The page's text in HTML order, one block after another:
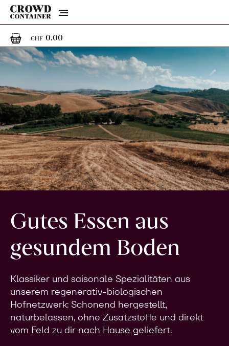
Menu
CHF 0.000 Artikel im Warenkorb
Gutes Essen aus
gesundem Boden
Klassiker und saisonale Spezialitäten aus
unserem regenerativ-biologischen
Hofnetzwerk: Schonend hergestellt,
naturbelassen, ohne Zusatzstoffe und direkt
vom Feld zu dir nach Hause geliefert.